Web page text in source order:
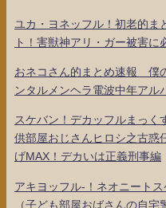
ユカ・ヨネッフル！初老的ま
ト！害獣神アリ・ガー被害に
おネコさん的まとめ速報 僕
ンタルメンヘラ電波中年アル
スケバン！デカッフルまっく
供部屋おじさんヒロシ之古惑
げMAX！デカいは正義刑事編
アキヨッフル-！ネオニート
（子ども部屋おばさんの自宅